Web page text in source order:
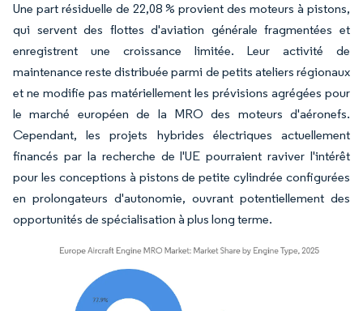
Une part résiduelle de 22,08 % provient des moteurs à pistons,
qui servent des flottes d'aviation générale fragmentées et
enregistrent une croissance limitée. Leur activité de
maintenance reste distribuée parmi de petits ateliers régionaux
et ne modifie pas matériellement les prévisions agrégées pour
le marché européen de la MRO des moteurs d'aéronefs.
Cependant, les projets hybrides électriques actuellement
financés par la recherche de l'UE pourraient raviver l'intérêt
pour les conceptions à pistons de petite cylindrée configurées
en prolongateurs d'autonomie, ouvrant potentiellement des
opportunités de spécialisation à plus long terme.